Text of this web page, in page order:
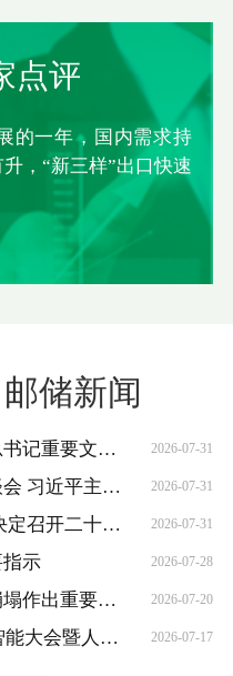
点评
的一年，国内需求持
，“新三样”出口快速
邮储新闻
《求是》杂志发表习近平总书记重要文章《加快建设... 2026-07-31
中共中央召开党外人士座谈会 习近平主持并发表重要... 2026-07-31
中共中央政治局召开会议 决定召开二十届五中全会 ... 2026-07-31
示 2026-07-28
习近平对重庆彭水县山体崩塌作出重要指示 2026-07-20
习近平出席2026世界人工智能大会暨人工智能全球治... 2026-07-17